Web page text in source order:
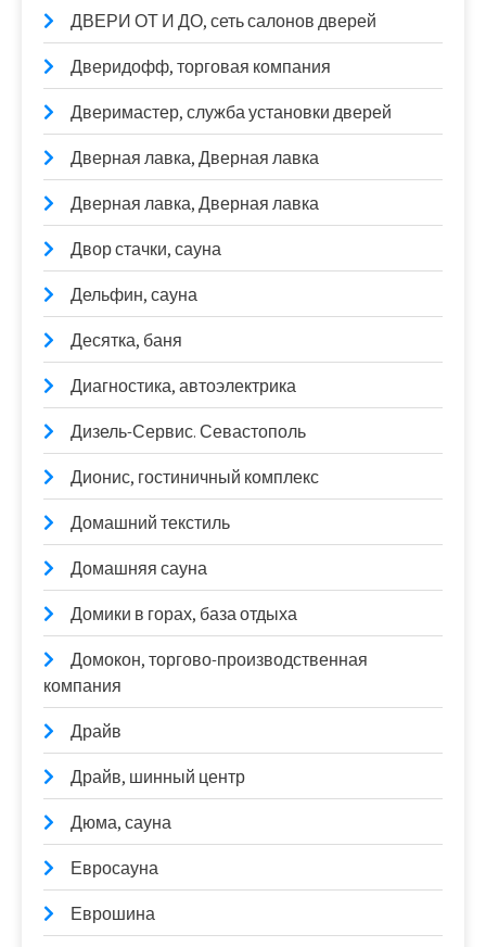
ДВЕРИ ОТ И ДО, сеть салонов дверей
Дверидофф, торговая компания
Дверимастер, служба установки дверей
Дверная лавка, Дверная лавка
Дверная лавка, Дверная лавка
Двор стачки, сауна
Дельфин, сауна
Десятка, баня
Диагностика, автоэлектрика
Дизель-Сервис. Севастополь
Дионис, гостиничный комплекс
Домашний текстиль
Домашняя сауна
Домики в горах, база отдыха
Домокон, торгово-производственная
компания
Драйв
Драйв, шинный центр
Дюма, сауна
Евросауна
Еврошина